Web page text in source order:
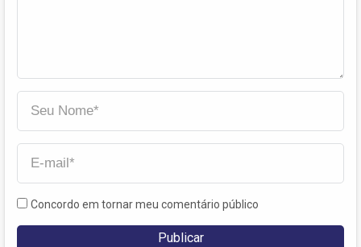
Concordo em tornar meu comentário público